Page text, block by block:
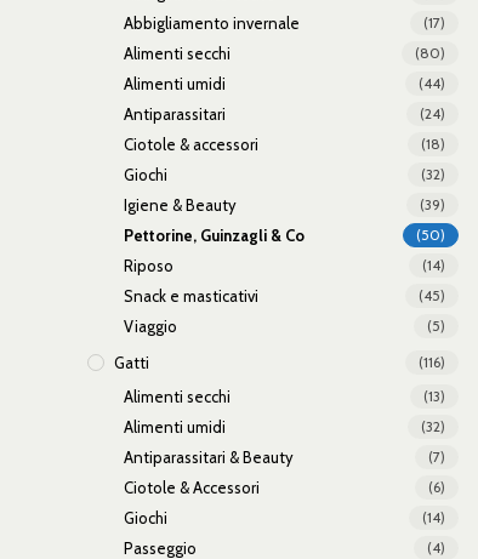
Abbigliamento invernale (17)
Alimenti secchi (80)
Alimenti umidi (44)
Antiparassitari (24)
Ciotole & accessori (18)
Giochi (32)
Igiene & Beauty (39)
Pettorine, Guinzagli & Co (50)
Riposo (14)
Snack e masticativi (45)
Viaggio (5)
Gatti (116)
Alimenti secchi (13)
Alimenti umidi (32)
Antiparassitari & Beauty (7)
Ciotole & Accessori (6)
Giochi (14)
Passeggio (4)